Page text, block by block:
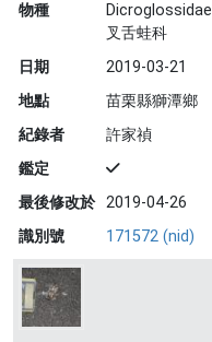
物種
Dicroglossidae
叉舌蛙科
日期
2019-03-21
地點
苗栗縣獅潭鄉
紀錄者
許家禎
鑑定
最後修改於 2019-04-26
識別號
171572 (nid)